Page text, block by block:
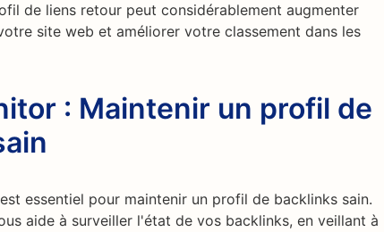
de liens retour peut considérablement augmenter
site web et améliorer votre classement dans les
: Maintenir un profil de
essentiel pour maintenir un profil de backlinks sain.
aide à surveiller l'état de vos backlinks, en veillant à